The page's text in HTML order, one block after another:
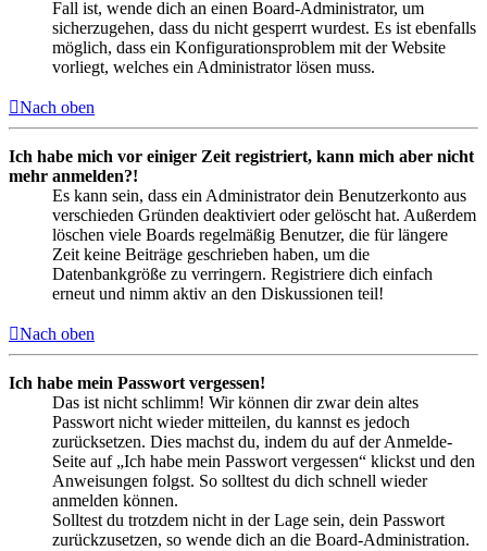
Fall ist, wende dich an einen Board-Administrator, um
sicherzugehen, dass du nicht gesperrt wurdest. Es ist ebenfalls
möglich, dass ein Konfigurationsproblem mit der Website
vorliegt, welches ein Administrator lösen muss.
Nach oben
Ich habe mich vor einiger Zeit registriert, kann mich aber nicht
mehr anmelden?!
Es kann sein, dass ein Administrator dein Benutzerkonto aus
verschieden Gründen deaktiviert oder gelöscht hat. Außerdem
löschen viele Boards regelmäßig Benutzer, die für längere
Zeit keine Beiträge geschrieben haben, um die
Datenbankgröße zu verringern. Registriere dich einfach
erneut und nimm aktiv an den Diskussionen teil!
Nach oben
Ich habe mein Passwort vergessen!
Das ist nicht schlimm! Wir können dir zwar dein altes
Passwort nicht wieder mitteilen, du kannst es jedoch
zurücksetzen. Dies machst du, indem du auf der Anmelde-
Seite auf „Ich habe mein Passwort vergessen“ klickst und den
Anweisungen folgst. So solltest du dich schnell wieder
anmelden können.
Solltest du trotzdem nicht in der Lage sein, dein Passwort
zurückzusetzen, so wende dich an die Board-Administration.